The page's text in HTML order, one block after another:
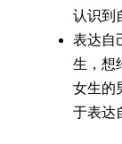
认识到
表达自
生，想
女生的
于表达